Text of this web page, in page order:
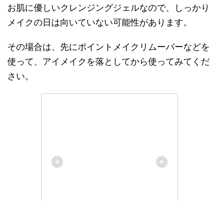
お肌に優しいクレンジングジェルなので、しっかり
メイクの日は向いていない可能性があります。
その場合は、先にポイントメイクリムーバーなどを
使って、アイメイクを落としてから使ってみてくだ
さい。